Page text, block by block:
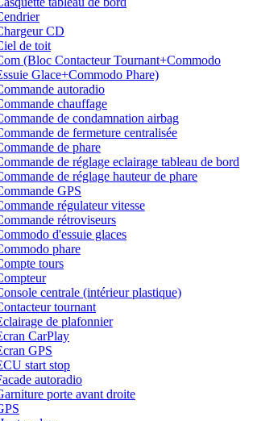
CD
de toit
(Bloc Contacteur Tournant+Commodo
Glace+Commodo Phare)
autoradio
chauffage
de condamnation airbag
de fermeture centralisée
de phare
de réglage eclairage tableau de bord
de réglage hauteur de phare
GPS
régulateur vitesse
rétroviseurs
d'essuie glaces
phare
tours
centrale (intérieur plastique)
tournant
de plafonnier
CarPlay
GPS
start stop
autoradio
porte avant droite